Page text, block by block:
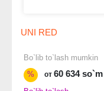
UNI RED
Bo`lib to`lash mumkin
%
от 60 634 so`m